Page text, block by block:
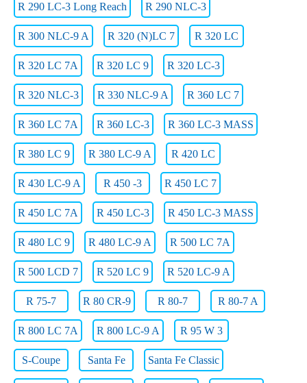
R 290 LC-3 Long Reach R 290 NLC-3
R 300 NLC-9 A R 320 (N)LC 7 R 320 LC
R 320 LC 7A R 320 LC 9 R 320 LC-3
R 320 NLC-3 R 330 NLC-9 A R 360 LC 7
R 360 LC 7A R 360 LC-3 R 360 LC-3 MASS
R 380 LC 9 R 380 LC-9 A R 420 LC
R 430 LC-9 A R 450 -3 R 450 LC 7
R 450 LC 7A R 450 LC-3 R 450 LC-3 MASS
R 480 LC 9 R 480 LC-9 A R 500 LC 7A
R 500 LCD 7 R 520 LC 9 R 520 LC-9 A
R 75-7 R 80 CR-9 R 80-7 R 80-7 A
R 800 LC 7A R 800 LC-9 A R 95 W 3
S-Coupe Santa Fe Santa Fe Classic